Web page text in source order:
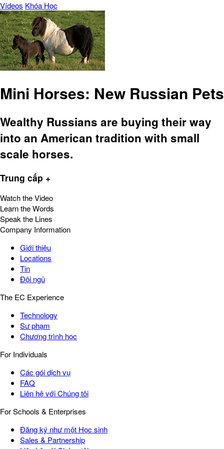
Vídeos Khóa Học
Mini Horses: New Russian Pets
Wealthy Russians are buying their way
into an American tradition with small
scale horses.
Trung cấp +
Watch the Video
Learn the Words
Speak the Lines
Company Information
Giới thiệu
Locations
Tin
Đội ngũ
The EC Experience
Technology
Sư phạm
Chương trình học
For Individuals
Các gói dịch vụ
FAQ
Liên hệ với Chúng tôi
For Schools & Enterprises
Đăng ký như một Học sinh
Sales & Partnership